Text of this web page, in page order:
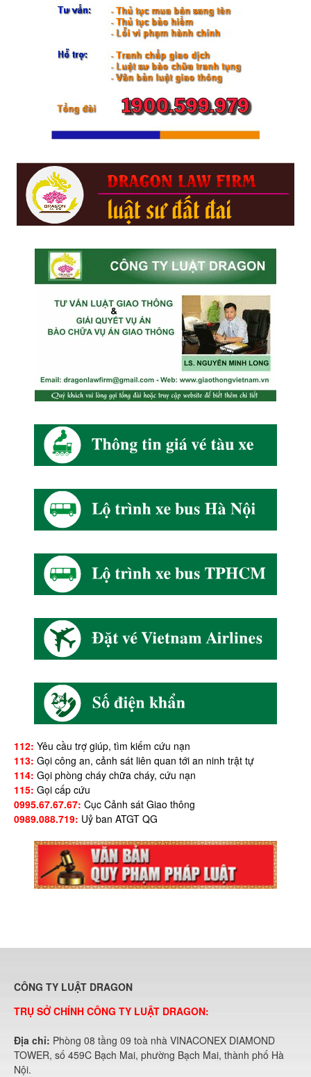
112: Yêu cầu trợ giúp, tìm kiếm cứu nạn
113: Gọi công an, cảnh sát liên quan tới an ninh trật tự
114: Gọi phòng cháy chữa cháy, cứu nạn
115: Gọi cấp cứu
0995.67.67.67: Cục Cảnh sát Giao thông
0989.088.719: Uỷ ban ATGT QG
CÔNG TY LUẬT DRAGON
TRỤ SỞ CHÍNH CÔNG TY LUẬT DRAGON:
Địa chỉ: Phòng 08 tầng 09 toà nhà VINACONEX DIAMOND
TOWER, số 459C Bạch Mai, phường Bạch Mai, thành phố Hà
Nội.